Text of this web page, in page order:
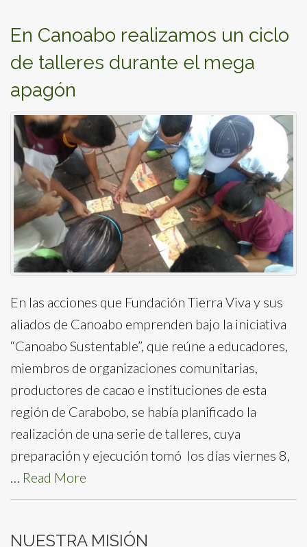
En Canoabo realizamos un ciclo
de talleres durante el mega
apagón
En las acciones que Fundación Tierra Viva y sus
aliados de Canoabo emprenden bajo la iniciativa
“Canoabo Sustentable”, que reúne a educadores,
miembros de organizaciones comunitarias,
productores de cacao e instituciones de esta
región de Carabobo, se había planificado la
realización de una serie de talleres, cuya
preparación y ejecución tomó los días viernes 8,
Read More
NUESTRA MISIÓN